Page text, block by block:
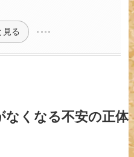
見る
なくなる不安の正体